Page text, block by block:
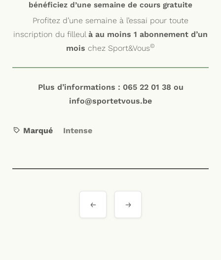
bénéficiez d’une semaine de cours gratuite
Profitez d’une semaine à l’essai pour toute
inscription du filleul à au moins 1 abonnement d’un
mois chez Sport&Vous©
Plus d’informations : 065 22 01 38 ou
info@sportetvous.be
Marqué Intense